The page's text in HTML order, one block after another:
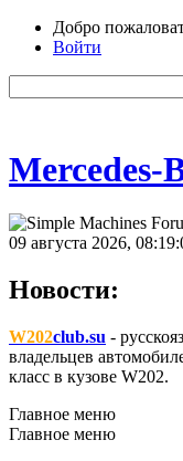
Добро
Войти
Mercedes-
09 августа 2026,
Новости:
W202club.su -
владельцев
класс в кузове W202.
Главное меню
Главное меню